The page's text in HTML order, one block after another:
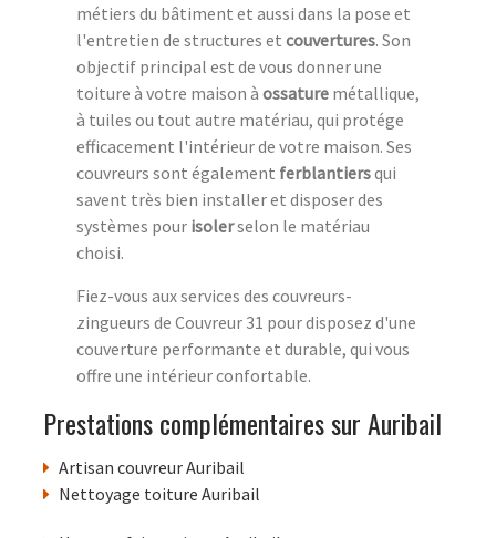
métiers du bâtiment et aussi dans la pose et
l'entretien de structures et couvertures. Son
objectif principal est de vous donner une
toiture à votre maison à ossature métallique,
à tuiles ou tout autre matériau, qui protége
efficacement l'intérieur de votre maison. Ses
couvreurs sont également ferblantiersqui
savent très bien installer et disposer des
systèmes pour isolerselon le matériau
choisi.
Fiez-vous aux services des couvreurs-
zingueurs de Couvreur 31 pour disposez d'une
couverture performante et durable, qui vous
offre une intérieur confortable.
Prestations complémentaires sur Auribail
Artisan couvreur Auribail
Nettoyage toiture Auribail